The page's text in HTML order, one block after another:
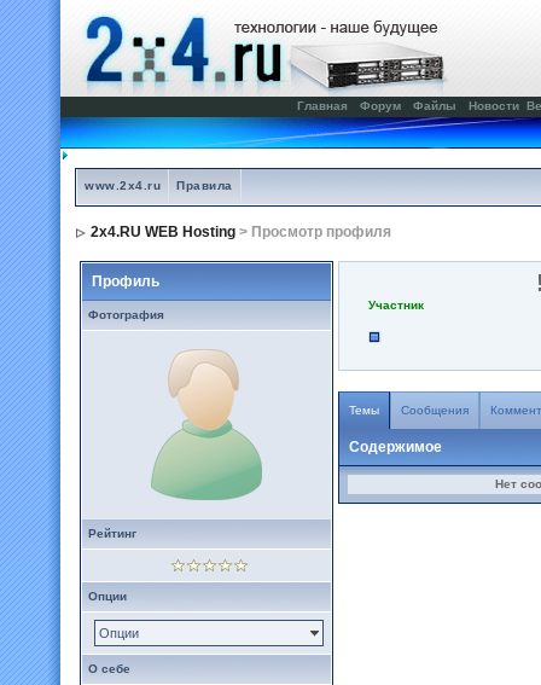
Главная Форум Файлы Новости
www.2x4.ru Правила
2x4.RU WEB Hosting > Просмотр профиля
Профиль
Фотография
Рейтинг
Опции
Опции
О себе
Участник
Темы Сообщения
Содержимое
Нет